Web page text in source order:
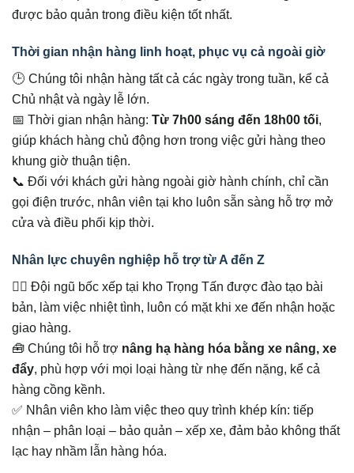
được bảo quản trong điều kiện tốt nhất.
Thời gian nhận hàng linh hoạt, phục vụ cả ngoài giờ
🕒 Chúng tôi nhận hàng tất cả các ngày trong tuần, kể cả
Chủ nhật và ngày lễ lớn.
📅 Thời gian nhận hàng: Từ 7h00 sáng đến 18h00 tối,
giúp khách hàng chủ động hơn trong việc gửi hàng theo
khung giờ thuận tiện.
📞 Đối với khách gửi hàng ngoài giờ hành chính, chỉ cần
gọi điện trước, nhân viên tại kho luôn sẵn sàng hỗ trợ mở
cửa và điều phối kịp thời.
Nhân lực chuyên nghiệp hỗ trợ từ A đến Z
👷‍♂️ Đội ngũ bốc xếp tại kho Trọng Tấn được đào tạo bài
bản, làm việc nhiệt tình, luôn có mặt khi xe đến nhận hoặc
giao hàng.
🧰 Chúng tôi hỗ trợ nâng hạ hàng hóa bằng xe nâng, xe
đẩy, phù hợp với mọi loại hàng từ nhẹ đến nặng, kể cả
hàng cồng kềnh.
✅ Nhân viên kho làm việc theo quy trình khép kín: tiếp
nhận – phân loại – bảo quản – xếp xe, đảm bảo không thất
lạc hay nhầm lẫn hàng hóa.